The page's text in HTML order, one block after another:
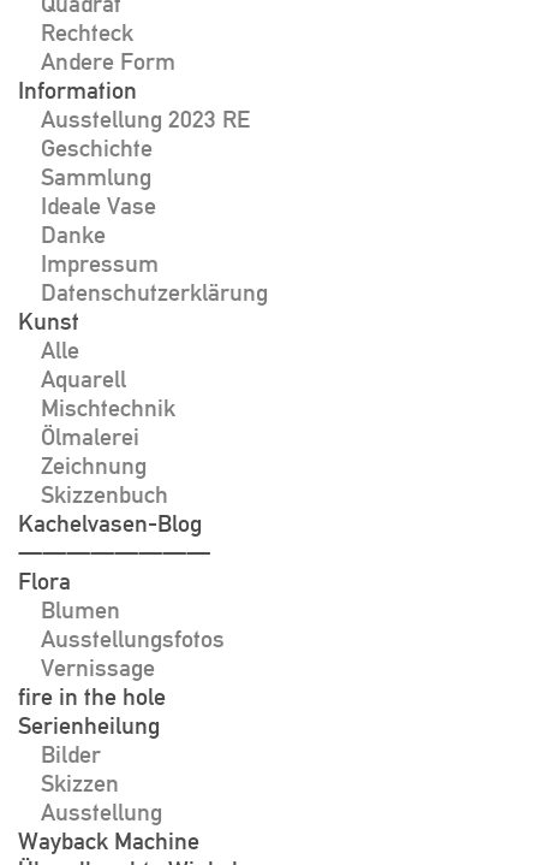
Rechteck
Andere Form
Information
Ausstellung 2023 RE
Geschichte
Sammlung
Ideale Vase
Danke
Impressum
Datenschutzerklärung
Kunst
Alle
Aquarell
Mischtechnik
Ölmalerei
Zeichnung
Skizzenbuch
Kachelvasen-Blog
————————
Flora
Blumen
Ausstellungsfotos
Vernissage
fire in the hole
Serienheilung
Bilder
Skizzen
Ausstellung
Wayback Machine